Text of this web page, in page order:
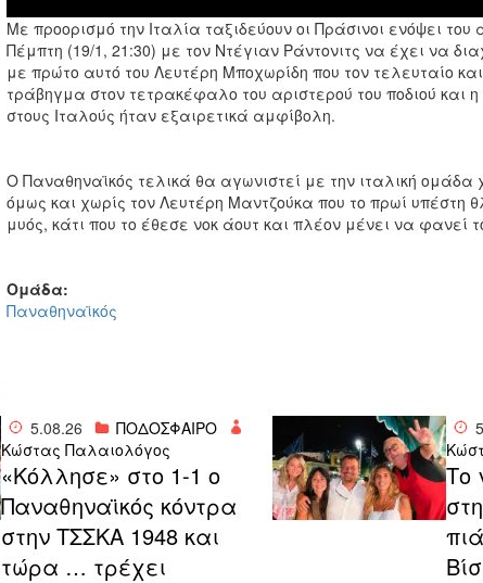
Με προορισμό την Ιταλία ταξιδεύουν οι Πράσινοι ενόψει
Πέμπτη (19/1, 21:30) με τον Ντέγιαν Ράντονιτς να έχει να
με πρώτο αυτό του Λευτέρη Μποχωρίδη που τον τελευταίο
τράβηγμα στον τετρακέφαλο του αριστερού του ποδιού και
στους Ιταλούς ήταν εξαιρετικά αμφίβολη.
Ο Παναθηναϊκός τελικά θα αγωνιστεί με την ιταλική ομάδα
όμως και χωρίς τον Λευτέρη Μαντζούκα που το πρωί υπέστη
μυός, κάτι που το έθεσε νοκ άουτ και πλέον μένει να φανεί
Ομάδα:
Παναθηναϊκός
5.08.26
ΠΟΔΟΣΦΑΙΡΟ
Κώστας Παλαιολόγος
«Κόλλησε» στο 1-1 ο
Παναθηναϊκός κόντρα
στην ΤΣΣΚΑ 1948 και
τώρα … τρέχει
Το